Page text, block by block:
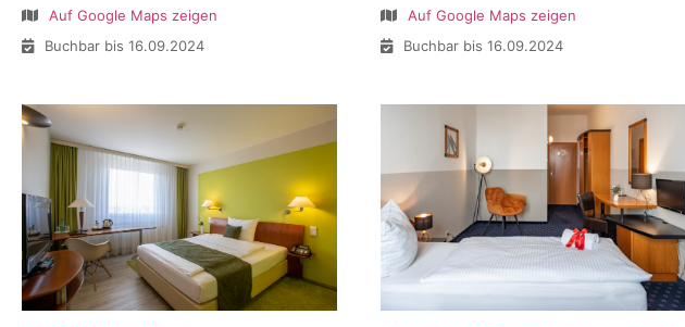
Auf Google Maps zeigen
Buchbar bis 16.09.2024
Auf Google Maps zeigen
Buchbar bis 16.09.2024